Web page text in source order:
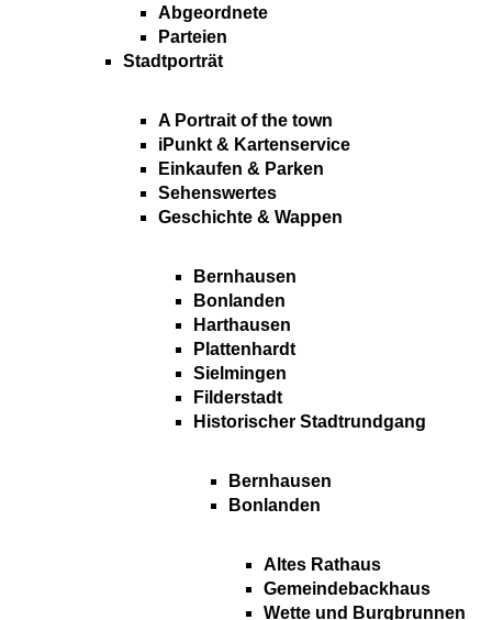
Abgeordnete
Parteien
Stadtporträt
A Portrait of the town
iPunkt & Kartenservice
Einkaufen & Parken
Sehenswertes
Geschichte & Wappen
Bernhausen
Bonlanden
Harthausen
Plattenhardt
Sielmingen
Filderstadt
Historischer Stadtrundgang
Bernhausen
Bonlanden
Altes Rathaus
Gemeindebackhaus
Wette und Burgbrunnen